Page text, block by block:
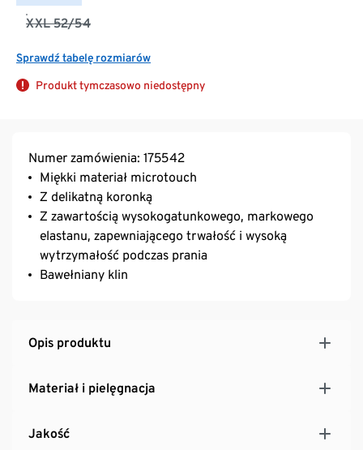
XXL 52/54
Sprawdź tabelę rozmiarów
Produkt tymczasowo niedostępny
Numer zamówienia: 175542
Miękki materiał microtouch
Z delikatną koronką
Z zawartością wysokogatunkowego, markowego
elastanu, zapewniającego trwałość i wysoką
wytrzymałość podczas prania
Bawełniany klin
Opis produktu
Materiał i pielęgnacja
Jakość